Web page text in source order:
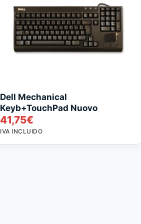
Dell Mechanical
Keyb+TouchPad Nuovo
41,75€
IVA INCLUIDO